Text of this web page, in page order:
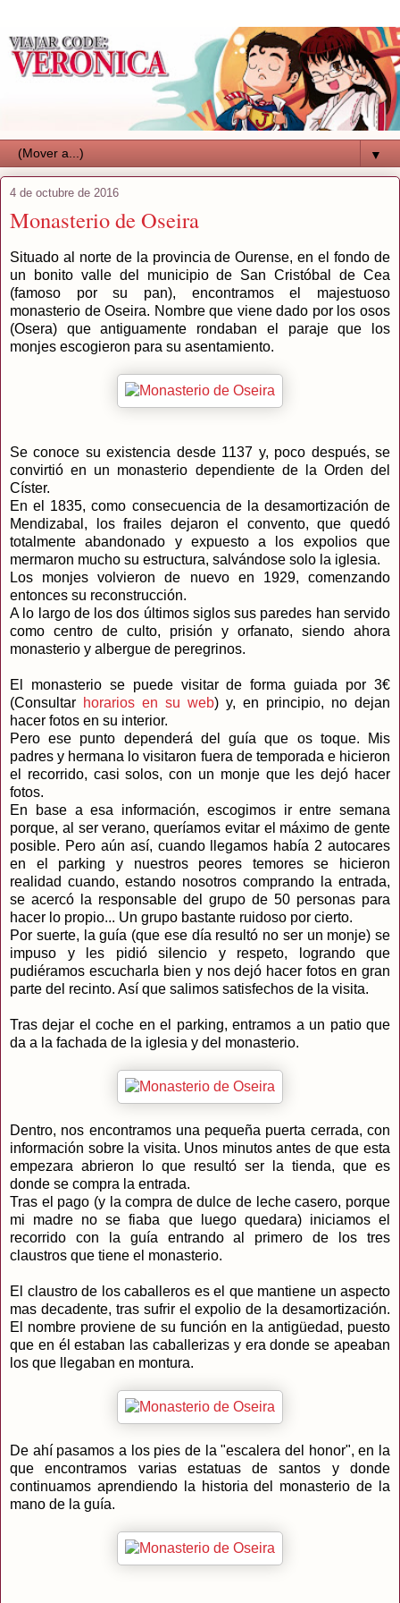
▼
4 de octubre de 2016
Monasterio de Oseira
Situado al norte de la provincia de Ourense, en el fondo de
un bonito valle del municipio de San Cristóbal de Cea
(famoso por su pan), encontramos el majestuoso
monasterio de Oseira. Nombre que viene dado por los osos
(Osera) que antiguamente rondaban el paraje que los
monjes escogieron para su asentamiento.
Se conoce su existencia desde 1137 y, poco después, se
convirtió en un monasterio dependiente de la Orden del
Císter.
En el 1835, como consecuencia de la desamortización de
Mendizabal, los frailes dejaron el convento, que quedó
totalmente abandonado y expuesto a los expolios que
mermaron mucho su estructura, salvándose solo la iglesia.
Los monjes volvieron de nuevo en 1929, comenzando
entonces su reconstrucción.
A lo largo de los dos últimos siglos sus paredes han servido
como centro de culto, prisión y orfanato, siendo ahora
monasterio y albergue de peregrinos.
El monasterio se puede visitar de forma guiada por 3€
(Consultar horarios en su web) y, en principio, no dejan
hacer fotos en su interior.
Pero ese punto dependerá del guía que os toque. Mis
padres y hermana lo visitaron fuera de temporada e hicieron
el recorrido, casi solos, con un monje que les dejó hacer
fotos.
En base a esa información, escogimos ir entre semana
porque, al ser verano, queríamos evitar el máximo de gente
posible. Pero aún así, cuando llegamos había 2 autocares
en el parking y nuestros peores temores se hicieron
realidad cuando, estando nosotros comprando la entrada,
se acercó la responsable del grupo de 50 personas para
hacer lo propio... Un grupo bastante ruidoso por cierto.
Por suerte, la guía (que ese día resultó no ser un monje) se
impuso y les pidió silencio y respeto, logrando que
pudiéramos escucharla bien y nos dejó hacer fotos en gran
parte del recinto. Así que salimos satisfechos de la visita.
Tras dejar el coche en el parking, entramos a un patio que
da a la fachada de la iglesia y del monasterio.
Dentro, nos encontramos una pequeña puerta cerrada, con
información sobre la visita. Unos minutos antes de que esta
empezara abrieron lo que resultó ser la tienda, que es
donde se compra la entrada.
Tras el pago (y la compra de dulce de leche casero, porque
mi madre no se fiaba que luego quedara) iniciamos el
recorrido con la guía entrando al primero de los tres
claustros que tiene el monasterio.
El claustro de los caballeros es el que mantiene un aspecto
mas decadente, tras sufrir el expolio de la desamortización.
El nombre proviene de su función en la antigüedad, puesto
que en él estaban las caballerizas y era donde se apeaban
los que llegaban en montura.
De ahí pasamos a los pies de la "escalera del honor", en la
que encontramos varias estatuas de santos y donde
continuamos aprendiendo la historia del monasterio de la
mano de la guía.